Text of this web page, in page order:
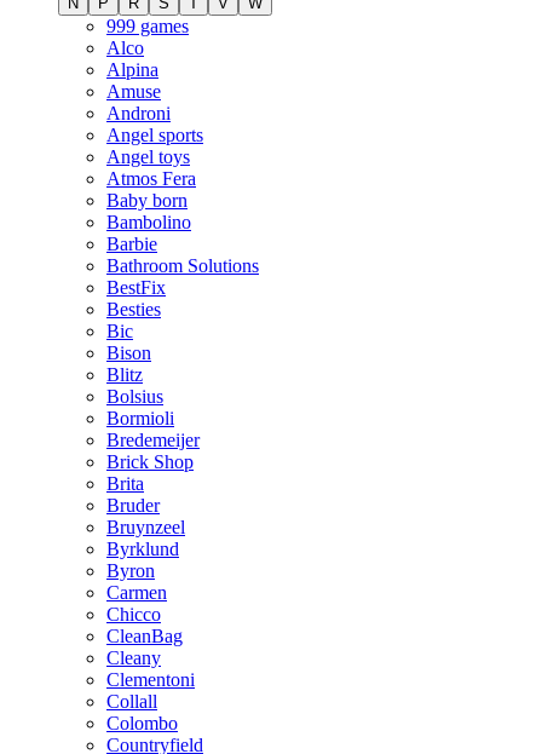
999 games
Alco
Alpina
Amuse
Androni
Angel sports
Angel toys
Atmos Fera
Baby born
Bambolino
Barbie
Bathroom Solutions
BestFix
Besties
Bic
Bison
Blitz
Bolsius
Bormioli
Bredemeijer
Brick Shop
Brita
Bruder
Bruynzeel
Byrklund
Byron
Carmen
Chicco
CleanBag
Cleany
Clementoni
Collall
Colombo
Countryfield